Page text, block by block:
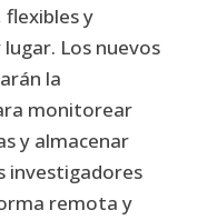
y
Los nuevos
la
monitorear
y almacenar
investigadores
remota y